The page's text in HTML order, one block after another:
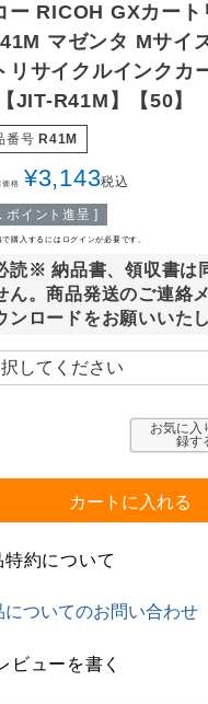
ー RICOH GXカート
マゼンタ Mサイ
リサイクルインクカ
JIT-R41M】【50】
番号 R41M
価格 ¥3,143税込
ポイント進呈 ]
で購入するにはログインが必要です。
※ 納品書、領収書は
ん。商品発送のご連絡
ンロードをお願いいた
お気に入
録す
カートに入れる
特約について
についてのお問い合わせ
ビューを書く